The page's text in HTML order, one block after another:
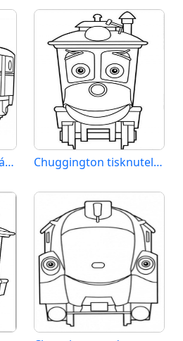
Chuggington omalovánka zdarma Chuggington tisknutelný